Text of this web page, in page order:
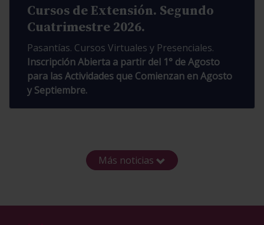
Cursos de Extensión. Segundo
Cuatrimestre 2026.
Pasantías. Cursos Virtuales y Presenciales.
Inscripción Abierta a partir del 1° de Agosto
para las Actividades que Comienzan en Agosto
y Septiembre.
Más noticias